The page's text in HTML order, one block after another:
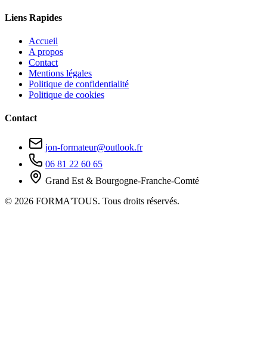
Liens Rapides
Accueil
A propos
Contact
Mentions légales
Politique de confidentialité
Politique de cookies
Contact
jon-formateur@outlook.fr
06 81 22 60 65
Grand Est & Bourgogne-Franche-Comté
© 2026 FORMA'TOUS. Tous droits réservés.